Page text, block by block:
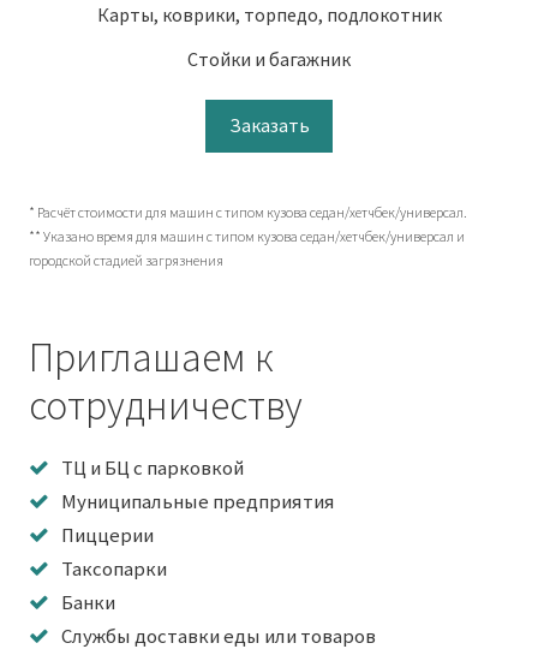
Карты, коврики, торпедо, подлокотник
Стойки и багажник
Заказать
* Расчёт стоимости для машин с типом кузова седан/хетчбек/универсал.
** Указано время для машин с типом кузова седан/хетчбек/универсал и
городской стадией загрязнения
Приглашаем к
сотрудничеству
ТЦ и БЦ с парковкой
Муниципальные предприятия
Пиццерии
Таксопарки
Банки
Службы доставки еды или товаров